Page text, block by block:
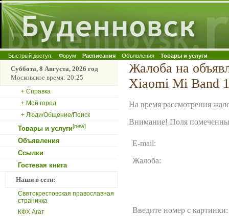
Быстрый доступ: Форум Расписания Объявления Товары и услуги
Суббота, 8 Августа, 2026 год
Московское время: 20:25
+ Справка
+ Мой город
+ Люди/Общение/Поиск
Товары и услуги[new]
Объявления
Ссылки
Гостевая книга
Наши в сети:
Святокрестовская православная
страничка
КФХ Агат
Жалоба на
Xiaomi Mi Band
На время рассмотрения
Внимание! Поля
E-mail:
Жалоба:
Введите номер с картинки: